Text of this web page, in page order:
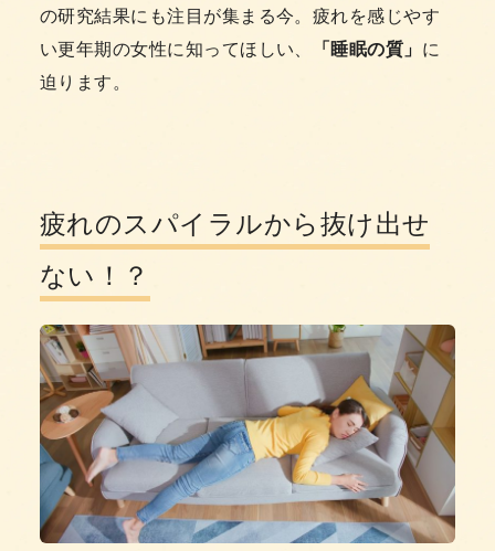
の研究結果にも注目が集まる今。疲れを感じやす
い更年期の女性に知ってほしい、
「睡眠の質」 に
迫ります。
疲れのスパイラルから抜け出せ
ない！？